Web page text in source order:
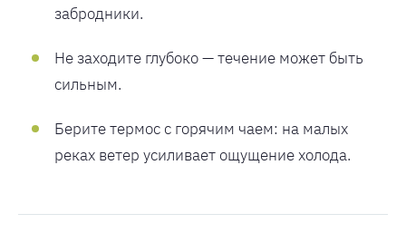
забродники.
Не заходите глубоко — течение может быть
сильным.
Берите термос с горячим чаем: на малых
реках ветер усиливает ощущение холода.